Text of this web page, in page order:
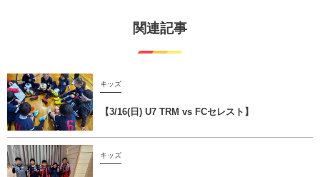
関連記事
キッズ
【3/16(日) U7 TRM vs FCセレスト】
キッズ